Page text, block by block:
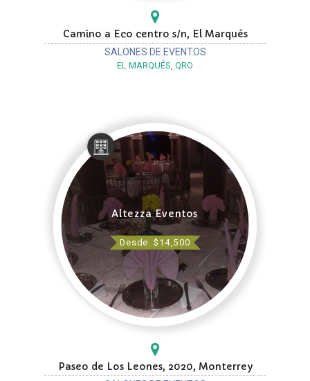
Camino a Eco centro s/n, El Marqués
SALONES DE EVENTOS
EL MARQUÉS, QRO
Altezza Eventos
Desde: $14,500
Paseo de Los Leones, 2020, Monterrey